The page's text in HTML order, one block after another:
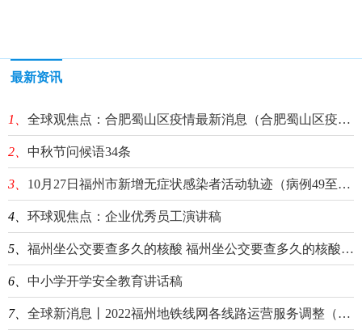
最新资讯
1、 全球观焦点：合肥蜀山区疫情最新消息（合肥蜀山区疫情最新消息今天）
2、 中秋节问候语34条
3、 10月27日福州市新增无症状感染者活动轨迹（病例49至96）
4、 环球观焦点：企业优秀员工演讲稿
5、 福州坐公交要查多久的核酸 福州坐公交要查多久的核酸检测
6、 中小学开学安全教育讲话稿
7、 全球新消息丨2022福州地铁线网各线路运营服务调整（福州地铁运营时间调整）